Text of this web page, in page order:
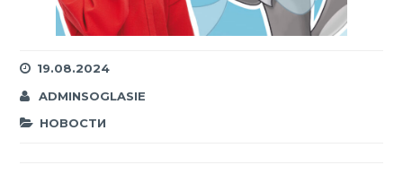
19.08.2024
ADMINSOGLASIE
НОВОСТИ